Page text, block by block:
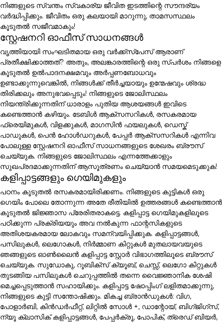
നിങ്ങളുടെ സ്വന്തം സ്വകാര്യ ജീവിത ഇടത്തിന്റെ സൗന്ദര്യം
വർദ്ധിപ്പിക്കും. ജീവിതം ഒരു കലയായി മാറുന്നു, താമസസ്ഥലം
കൂടുതൽ സജീവമാകും!
സ്റ്റേഷനറി ഓഫീസ് സാധനങ്ങൾ
വൃത്തിയായി സംഘടിതമായ ഒരു വർക്ക്സ്പേസ് ആരാണ്
പ്രതീക്ഷിക്കാത്തത്? അതും, അലങ്കാരത്തിന്റെ ഒരു സ്പർശം നിങ്ങളെ
കൂടുതൽ ഉൽപാദനക്ഷമവും അർപ്പണബോധവും
ഉണ്ടാക്കുന്നുവെങ്കിൽ, നിങ്ങൾക്ക് തീർച്ചയായും ഉന്മേഷവും ശ്രദ്ധ
തിരിക്കലും അനുഭവപ്പെടും! നിങ്ങളുടെ ജോലിസ്ഥലം
നിയന്ത്രിക്കുന്നതിന് ധാരാളം പുതിയ ആശയങ്ങൾ ഇവിടെ
കണ്ടെത്താൻ കഴിയും. ടേബിൾ ആക്സസറികൾ, രസകരമായ
ഫ്രെയിമുകൾ, വിളക്കുകൾ, മാഗസിൻ ഫയലുകൾ, ഡെസ്ക്
പാഡുകൾ, പെൻ ഹോൾഡറുകൾ, പേപ്പർ ആക്സസറികൾ എന്നിവ
പോലുള്ള സ്റ്റേഷനറി ഓഫീസ് സാധനങ്ങളുടെ ശേഖരം ബ്രൗസ്
ചെയ്യുക. നിങ്ങളുടെ ജോലിസ്ഥലം എന്നത്തേക്കാളും
സുഖപ്രദമാക്കുന്നതിന് ആസൂത്രണം ചെയ്യാൻ സമയമെടുക്കുക!
കളിപ്പാട്ടങ്ങളും ഗെയിമുകളും
പഠനം കൂടുതൽ രസകരമായിരിക്കണം. നിങ്ങളുടെ കുട്ടികൾ ഒരു
ഗെയിം പോലെ തോന്നുന്ന അതേ രീതിയിൽ ഉത്തരങ്ങൾ കണ്ടെത്താൻ
കൂടുതൽ ജിജ്ഞാസ പ്രേരിതരാകട്ടെ. കളിപ്പാട്ട ഗെയിമുകളിലൂടെ
പഠിക്കുന്ന പ്രക്രിയയും അവ നൽകുന്ന ഫാന്റസികളുടെ
അതിശയകരമായ ലോകവും സമന്വയിപ്പിക്കുക. കളിപ്പാട്ടങ്ങൾ,
പസിലുകൾ, ലെഗോകൾ, നിർമ്മാണ കിറ്റുകൾ മുതലായവയുടെ
ഞങ്ങളുടെ ഓൺലൈൻ കളിപ്പാട്ട സ്റ്റോർ വിഭാഗത്തിലൂടെ ബ്രൗസ്
ചെയ്യുക. സുഡോകു, റൂബിക്സ് ക്യൂബ്, ചെസ്സ്, ലെഗോ കിറ്റുകൾ
തുടങ്ങിയ പസിലുകൾ ചെറുപ്പത്തിൽ തന്നെ വൈജ്ഞാനിക ശേഷി
മെച്ചപ്പെടുത്താൻ സഹായിക്കും. കളിപ്പാട്ട ഷോപ്പിംഗ് ലളിതമാക്കുന്നു,
നിങ്ങളുടെ കുട്ടി സന്തോഷിക്കും. മികച്ച ബ്രാൻഡുകൾ: വിഗ,
പോളാർബി, കിൻഡർഫീറ്റ്, ലിറ്റിൽ സോൾ +, ഡാന്റോയ്, ബിഗ്ജിഗ്സ്,
ന്യൂ ക്ലാസിക് കളിപ്പാട്ടങ്ങൾ, പേപ്പർക്രൂ, പോപിക്, ത്രെഡ് ബിയർ,